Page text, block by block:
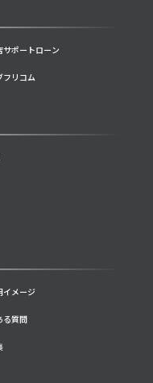
サポートローン
フリコム
イメージ
る質問